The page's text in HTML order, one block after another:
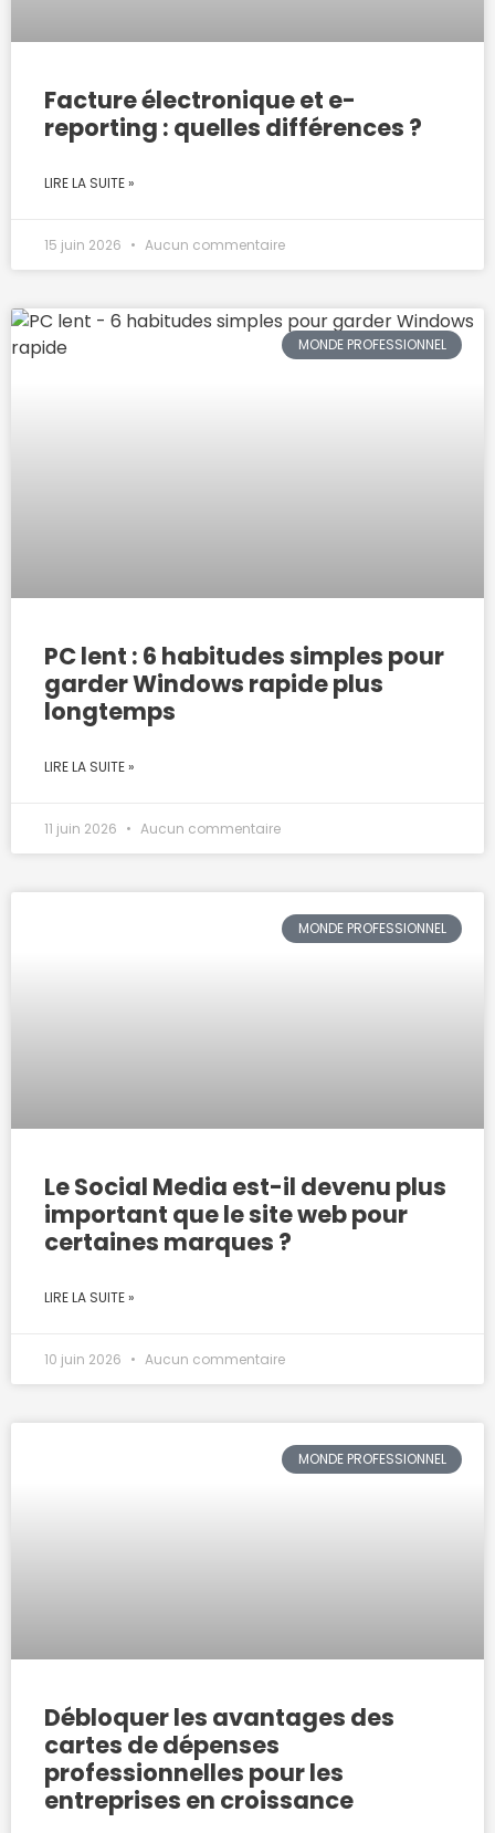
Facture électronique et e-
reporting : quelles différences ?
LIRE LA SUITE »
15 juin 2026 Aucun commentaire
MONDE PROFESSIONNEL
PC lent : 6 habitudes simples pour
garder Windows rapide plus
longtemps
LIRE LA SUITE »
11 juin 2026 Aucun commentaire
MONDE PROFESSIONNEL
Le Social Media est-il devenu plus
important que le site web pour
certaines marques ?
LIRE LA SUITE »
10 juin 2026 Aucun commentaire
MONDE PROFESSIONNEL
Débloquer les avantages des
cartes de dépenses
professionnelles pour les
entreprises en croissance